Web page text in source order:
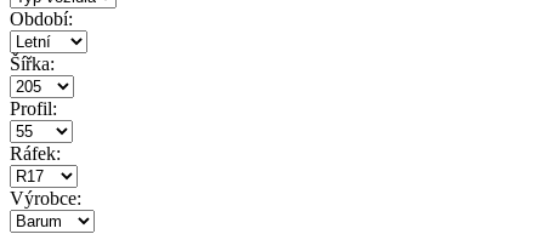
Období:
Šířka:
Profil:
Ráfek:
Výrobce: